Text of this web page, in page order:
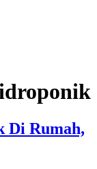
Di Rumah,